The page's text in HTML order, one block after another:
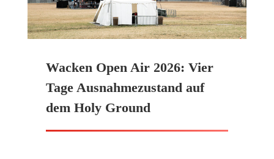
Wacken Open Air 2026: Vier
Tage Ausnahmezustand auf
dem Holy Ground